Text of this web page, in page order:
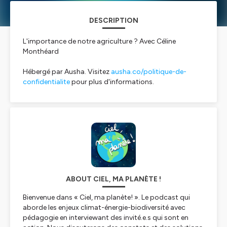
DESCRIPTION
L'importance de notre agriculture ? Avec Céline
Monthéard
Hébergé par Ausha. Visitez ausha.co/politique-de-
confidentialitepour plus d'informations.
ABOUT CIEL, MA PLANÈTE !
Bienvenue dans « Ciel, ma planète! ». Le podcast qui
aborde les enjeux climat-énergie-biodiversité avec
pédagogie en interviewant des invité.e.s qui sont en